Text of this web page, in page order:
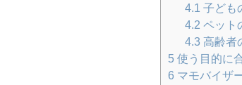
4.1 子ども
4.2 ペット
4.3 高齢者
5 使う目的に
6 マモバイザ